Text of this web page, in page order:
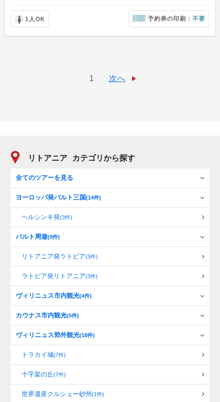
1人OK 予約券の印刷：不要
1 次へ
リトアニア カテゴリから探す
全てのツアーを見る
ヨーロッパ発バルト三国(14件)
ヘルシンキ発(3件)
バルト周遊(9件)
リトアニア発ラトビア(3件)
ラトビア発リトアニア(3件)
ヴィリニュス市内観光(4件)
カウナス市内観光(5件)
ヴィリニュス郊外観光(18件)
トラカイ城(7件)
十字架の丘(7件)
世界遺産クルシュー砂州(1件)